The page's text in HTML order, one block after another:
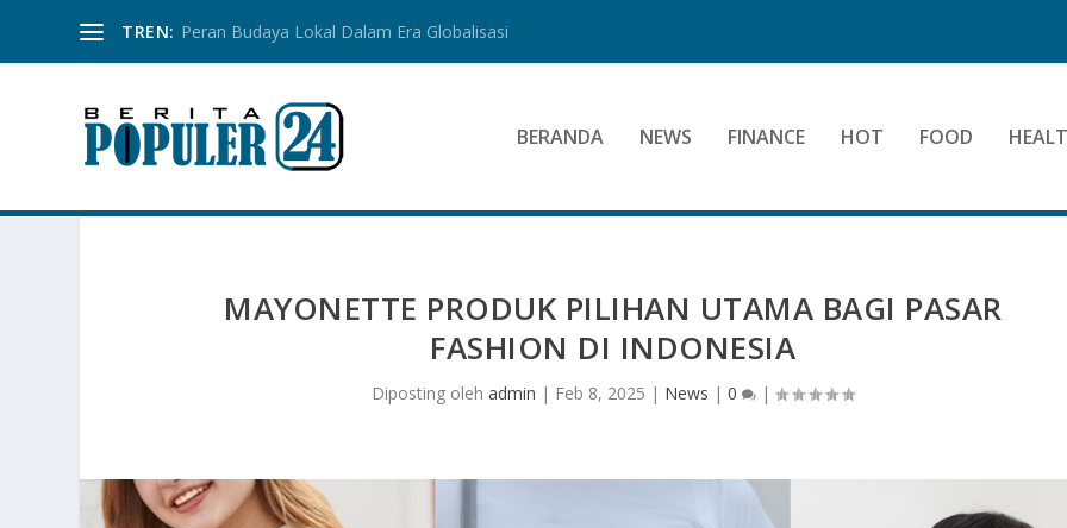
TREN: Peran Budaya Lokal Dalam Era Globalisasi
BERANDA NEWS FINANCE HOT FOOD
MAYONETTE PRODUK PILIHAN UTAMA BAGI PASAR
FASHION DI INDONESIA
Diposting olehadmin | Feb 8, 2025 | News |0 |